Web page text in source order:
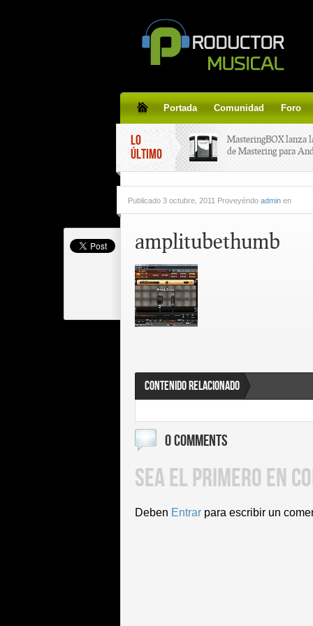
Portada Comunidad Foro
LO
ÚLTIMO
MasteringBOX lanza
de Mastering para
line gratis!
Korg lanza SDD-
Publicado 3 octubre, 2011 Proveyéndo admin en
amplitubethumb
CONTENIDO RELACIONADO
0 COMMENTS
SEA EL PRIMERO EN
Deben Entrar para escribir un